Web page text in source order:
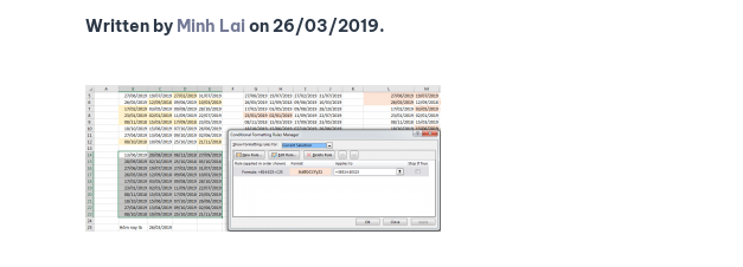
Written by Minh Laion26/03/2019.